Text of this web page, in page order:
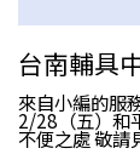
台南輔具
來自小編的服
2/28（五）和
不便之處 敬請